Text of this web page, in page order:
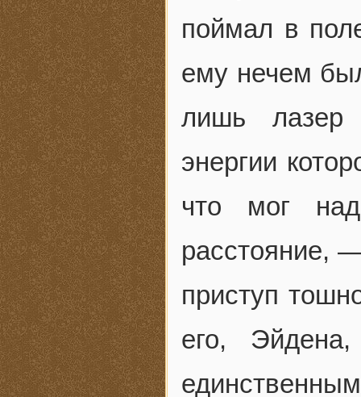
поймал в
ему нечем
лишь лазер
энергии
что мог
расстояние,
приступ
его,